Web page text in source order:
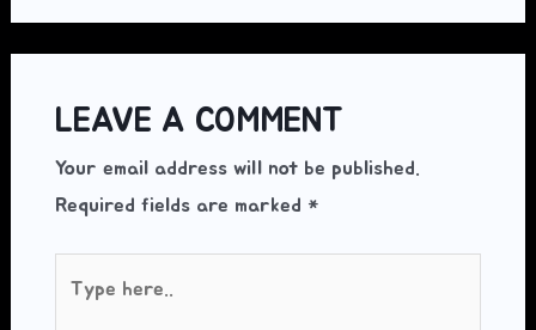
LEAVE A COMMENT
Your email address will not be published.
Required fields are marked *